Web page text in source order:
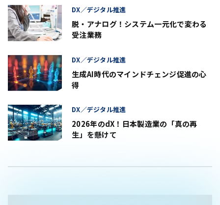
脱・アナログ！システム一元化で変わる
受注業務
DX／デジタル推進
生成AI時代のマインドチェンジ促進の心
得
DX／デジタル推進
2026年のdX！日本製造業の「真の再
生」を懸けて
DX／デジタル推進